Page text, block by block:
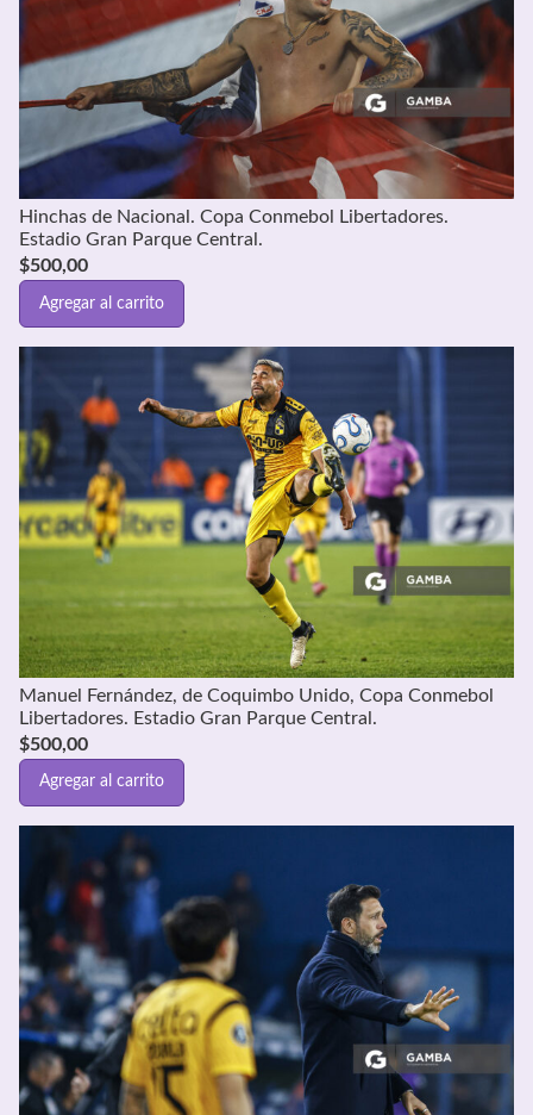
Hinchas de Nacional. Copa Conmebol Libertadores.
Estadio Gran Parque Central.
$500,00
Agregar al carrito
Manuel Fernández, de Coquimbo Unido, Copa Conmebol
Libertadores. Estadio Gran Parque Central.
$500,00
Agregar al carrito